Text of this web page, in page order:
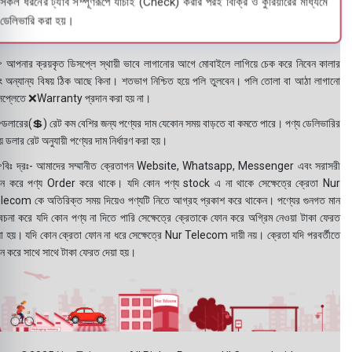
ডেলিভারি করা হয়।
ক্রয়কৃত ডিসপ্লে স্থায়ী ভাবে লাগানোর আগে মোবাইলে লাগিয়ে চেক করে নিবেন কালার
অন্যান্য বিষয় ঠিক আছে কিনা। শতভাগ নিশ্চিত হয়ে পলি তুলবেন। পলি তোলা বা আঠা লাগানো
❌Warranty প্রদান করা হয় না।
রেট কম বেশির জন্য পণ্যের দাম যেকোন সময় বাড়তে বা কমতে পারে। পণ্য ডেলিভারির
ডলার রেট অনুযায়ী পণ্যের দাম নির্ধারণ করা হয়।
দ্রঃ- আমাদের সম্মানীত ক্রেতাগন Website, Whatsapp, Messenger এবং সরাসরী
করে পণ্য Order করে থাকে। যদি কোন পণ্য stock এ না থাকে সেক্ষেত্রে ক্রেতা Nur
কে অতিরিক্ত সময় দিয়েও পণ্যটি নিতে আগ্রহ প্রকাশ করে থাকেন। পণ্যের গুনগত মান
করে যদি কোন পণ্য না দিতে পারি সেক্ষেত্রে ক্রেতাকে ফোন করে অগ্রিম নেওয়া টাকা ফেরত
হয়। যদি কোন ক্রেতা ফোন না ধরে সেক্ষেত্রে Nur Telecom দায়ী নয়। ক্রেতা যদি পরবর্তীতে
করে সাথে সাথে টাকা ফেরত দেয়া হয়।